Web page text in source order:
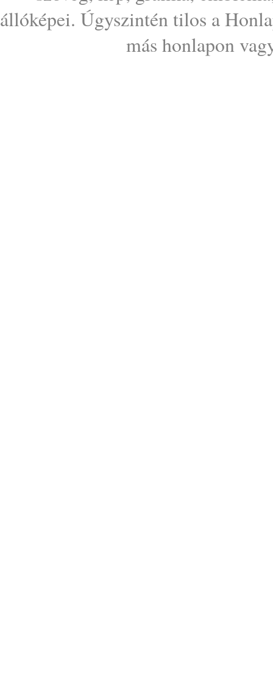
állóképei. Úgyszintén tilos a
más honlapon